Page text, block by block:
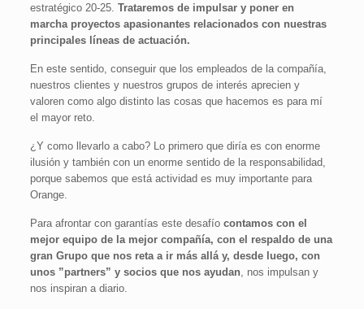
estratégico 20-25.Trataremos de impulsar y poner en
marcha proyectos apasionantes relacionados con nuestras
principales líneas de actuación.
En este sentido, conseguir que los empleados de la compañía,
nuestros clientes y nuestros grupos de interés aprecien y
valoren como algo distinto las cosas que hacemos es para mí
el mayor reto.
¿Y como llevarlo a cabo? Lo primero que diría es con enorme
ilusión y también con un enorme sentido de la responsabilidad,
porque sabemos que está actividad es muy importante para
Orange.
Para afrontar con garantías este desafíocontamos con el
mejor equipo de la mejor compañía, con el respaldo de una
gran Grupo que nos reta a ir más allá y, desde luego, con
unos ”partners” y socios que nos ayudan , nos impulsan y
nos inspiran a diario.